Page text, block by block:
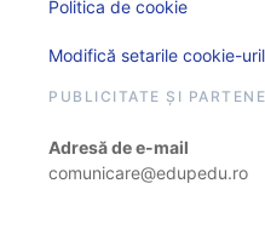
Politica de cookie
Modifică setarile cookie-
PUBLICITATE ȘI
Adresă de e-mail
comunicare@edupedu.ro